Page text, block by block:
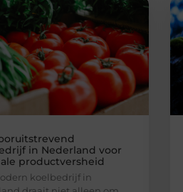
in Nederland voor
productversheid
koelbedrijf in